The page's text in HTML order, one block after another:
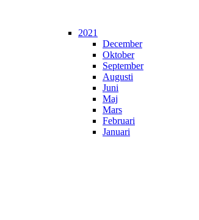
2021
December
Oktober
September
Augusti
Juni
Maj
Mars
Februari
Januari